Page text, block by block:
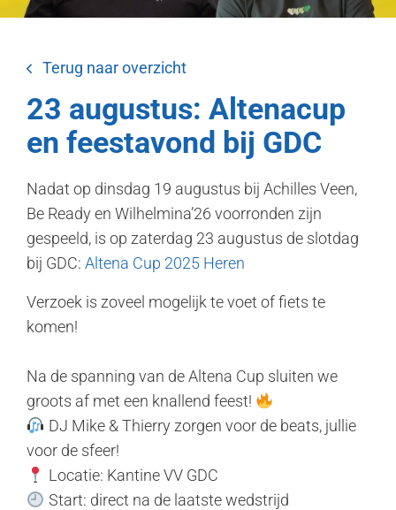
Terug naar overzicht
23 augustus: Altenacup
en feestavond bij GDC
Nadat op dinsdag 19 augustus bij Achilles Veen,
Be Ready en Wilhelmina’26 voorronden zijn
gespeeld, is op zaterdag 23 augustus de slotdag
bij GDC: Altena Cup 2025 Heren
Verzoek is zoveel mogelijk te voet of fiets te
komen!
Na de spanning van de Altena Cup sluiten we
groots af met een knallend feest!
DJ Mike & Thierry zorgen voor de beats, jullie
voor de sfeer!
Locatie: Kantine VV GDC
Start: direct na de laatste wedstrijd